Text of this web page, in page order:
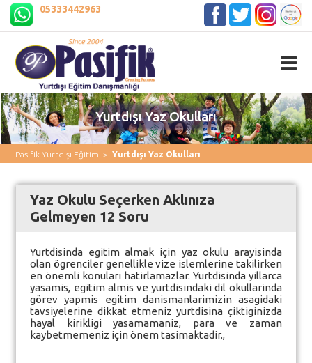
05333442963
Yurtdışı Yaz Okulları
Pasifik Yurtdışı Eğitim>Yurtdışı Yaz Okulları
Yaz Okulu Seçerken Aklınıza
Gelmeyen 12 Soru
Yurtdisinda egitim almak için yaz okulu arayisinda
olan ögrenciler genellikle vize islemlerine takilirken
en önemli konulari hatirlamazlar. Yurtdisinda yillarca
yasamis, egitim almis ve yurtdisindaki dil okullarinda
görev yapmis egitim danismanlarimizin asagidaki
tavsiyelerine dikkat etmeniz yurtdisina çiktiginizda
hayal kirikligi yasamamaniz, para ve zaman
kaybetmemeniz için önem tasimaktadir.,